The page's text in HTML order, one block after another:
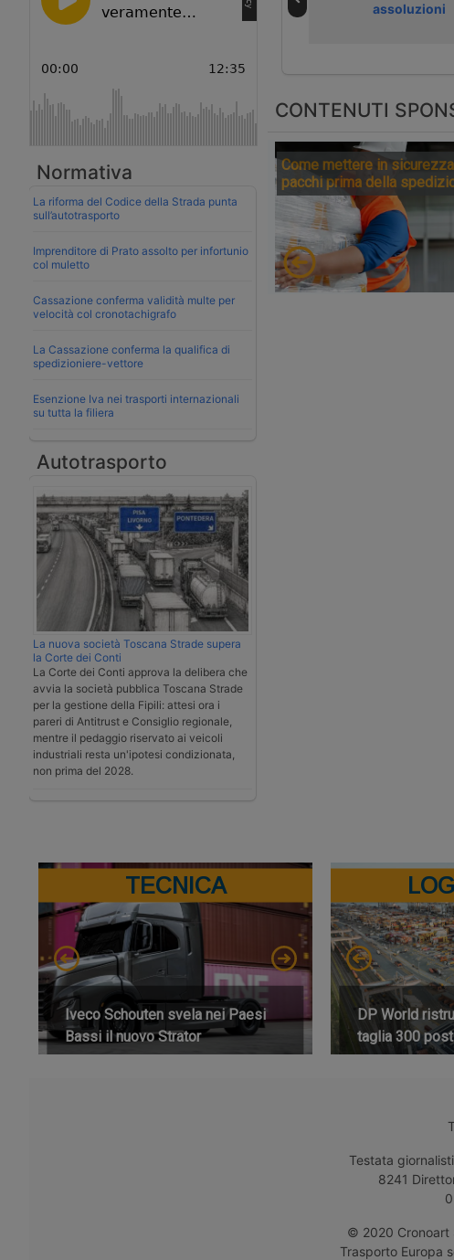
Normativa
La riforma del Codice della Strada punta
sull’autotrasporto
Imprenditore di Prato assolto per infortunio
col muletto
Cassazione conferma validità multe per
velocità col cronotachigrafo
La Cassazione conferma la qualifica di
spedizioniere-vettore
Esenzione Iva nei trasporti internazionali
su tutta la filiera
Autotrasporto
La nuova società Toscana Strade supera
la Corte dei Conti
La Corte dei Conti approva la delibera che
avvia la società pubblica Toscana Strade
per la gestione della Fipili: attesi ora i
pareri di Antitrust e Consiglio regionale,
mentre il pedaggio riservato ai veicoli
industriali resta un'ipotesi condizionata,
non prima del 2028.
il cargo Ethernity
naufragio della
assoluzioni
CONTENUTI
Come mettere in
pacchi prima della
TECNICA
Iveco Schouten svela nei Paesi
Bassi il nuovo Strator
DP World
taglia 300
Testata
8241
© 2020 Cronoart
Trasporto Europa